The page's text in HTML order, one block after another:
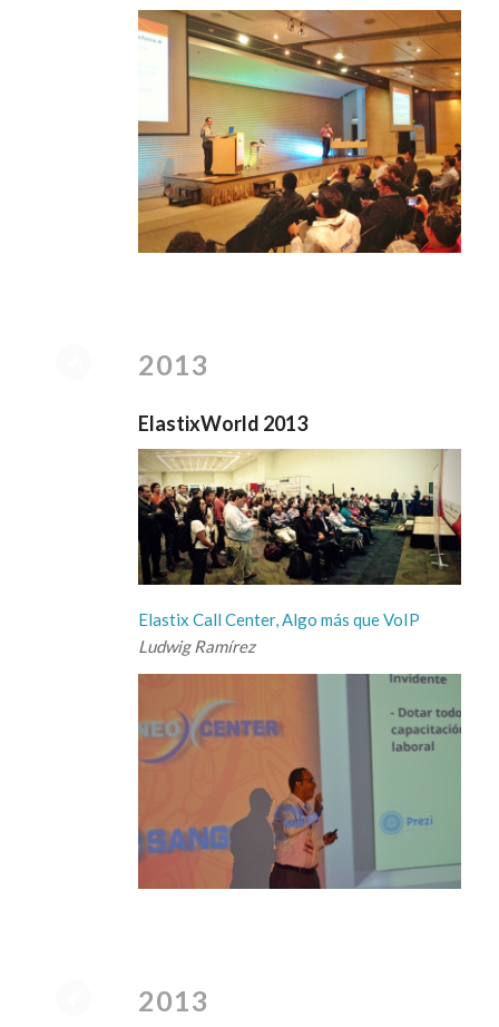
2013
ElastixWorld 2013
Elastix Call Center, Algo más que VoIP
Ludwig Ramírez
2013